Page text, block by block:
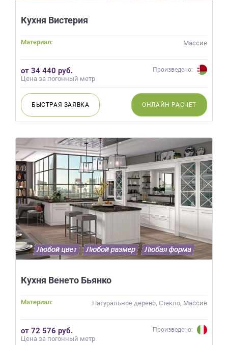
Кухня Вистерия
Материал: Массив
от 34 440 руб.
Цена за погонный метр
Произведено:
БЫСТРАЯ ЗАЯВКА ОНЛАЙН РАСЧЕТ
Кухня Венето Бьянко
Материал: Натуральное дерево, Стекло, Массив
от 72 576 руб.
Цена за погонный метр
Произведено: